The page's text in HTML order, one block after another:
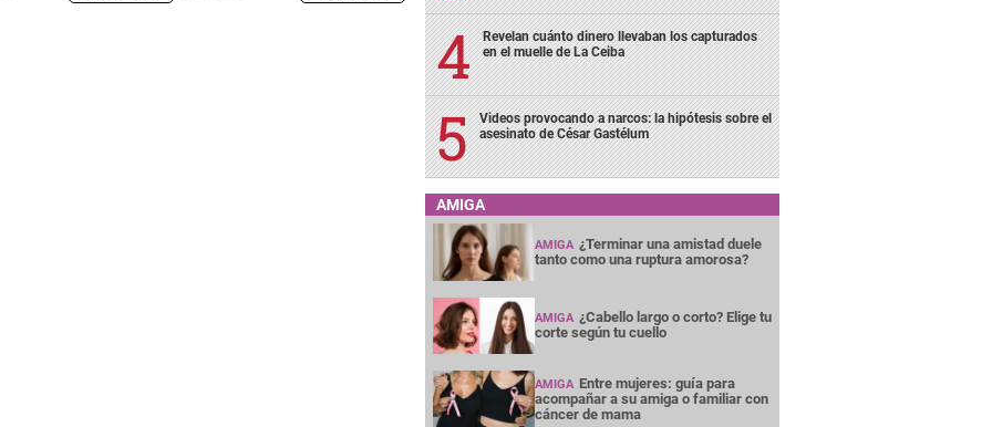
Revelan cuánto dinero llevaban los capturados
en el muelle de La Ceiba
Videos provocando a narcos: la hipótesis sobre el
asesinato de César Gastélum
AMIGA
AMIGA ¿Terminar una amistad duele
tanto como una ruptura amorosa?
AMIGA ¿Cabello largo o corto? Elige tu
corte según tu cuello
AMIGA Entre mujeres: guía para
acompañar a su amiga o familiar con
cáncer de mama